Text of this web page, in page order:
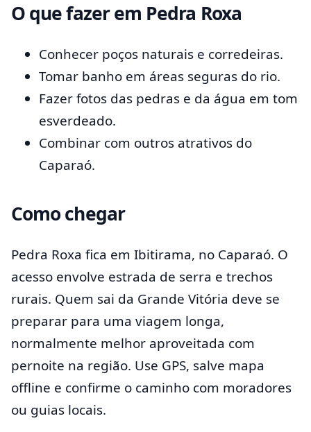
O que fazer em Pedra Roxa
Conhecer poços naturais e corredeiras.
Tomar banho em áreas seguras do rio.
Fazer fotos das pedras e da água em tom
esverdeado.
Combinar com outros atrativos do
Caparaó.
Como chegar
Pedra Roxa fica em Ibitirama, no Caparaó. O
acesso envolve estrada de serra e trechos
rurais. Quem sai da Grande Vitória deve se
preparar para uma viagem longa,
normalmente melhor aproveitada com
pernoite na região. Use GPS, salve mapa
offline e confirme o caminho com moradores
ou guias locais.